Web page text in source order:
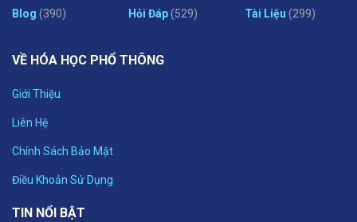
Blog (390) Hỏi Đáp(529) Tài Liệu (299)
VỀ HÓA HỌC PHỔ THÔNG
Giới Thiệu
Liên Hệ
Chính Sách Bảo Mật
Điều Khoản Sử Dụng
TIN NỔI BẬT